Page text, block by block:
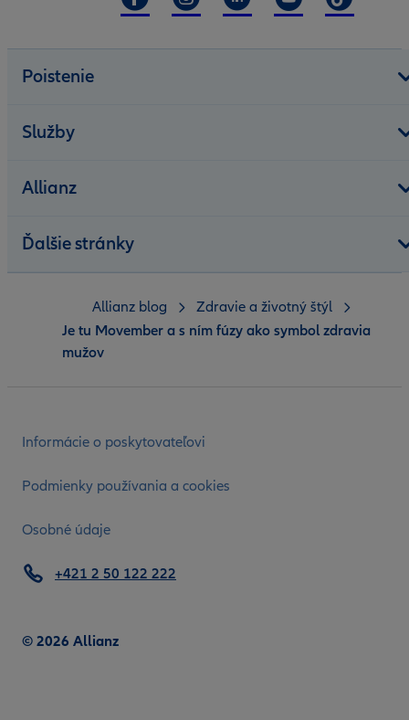
Poistenie
Služby
Allianz
Ďalšie stránky
Informácie o poskytovateľovi
Podmienky používania a cookies
Osobné údaje
© 2026 Allianz
+421 2 50 122 222
Allianz blog
Zdravie a životný štýl
Je tu Movember a s ním fúzy ako symbol zdravia
mužov